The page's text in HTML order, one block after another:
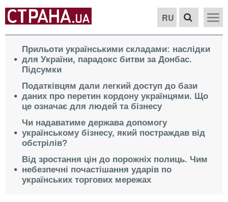
RU
Прильоти українськими складами: наслідки
для України, парадокс битви за Донбас.
Підсумки
Податківцям дали легкий доступ до бази
даних про перетин кордону українцями. Що
це означає для людей та бізнесу
Чи надаватиме держава допомогу
українському бізнесу, який постраждав від
обстрілів?
Від зростання цін до порожніх полиць. Чим
небезпечні почастішання ударів по
українських торгових мережах